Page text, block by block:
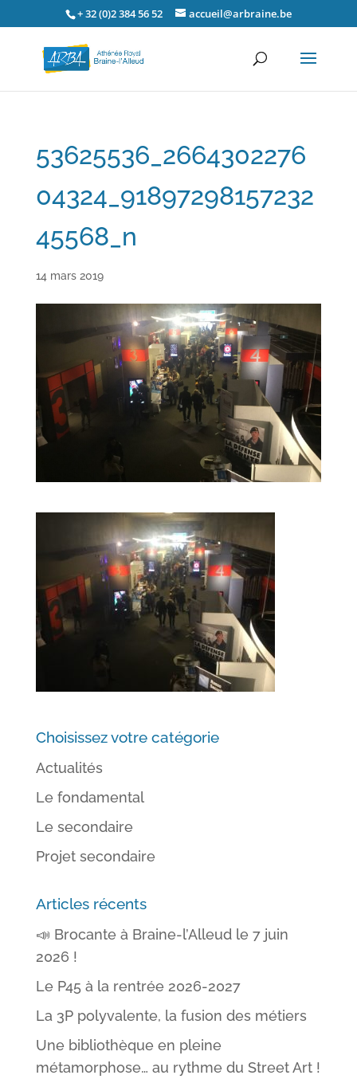
+ 32 (0)2 384 56 52 accueil@arbraine.be
53625536_2664302276
04324_91897298157232
45568_n
14 mars 2019
Choisissez votre catégorie
Actualités
Le fondamental
Le secondaire
Projet secondaire
Articles récents
📣 Brocante à Braine-l’Alleud le 7 juin
2026 !
Le P45 à la rentrée 2026-2027
La 3P polyvalente, la fusion des métiers
Une bibliothèque en pleine
métamorphose… au rythme du Street Art !